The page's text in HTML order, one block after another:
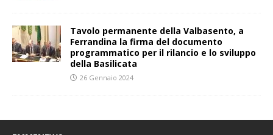
Tavolo permanente della Valbasento, a
Ferrandina la firma del documento
programmatico per il rilancio e lo sviluppo
della Basilicata
26 Gennaio 2024